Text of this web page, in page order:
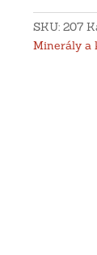
množství
SKU: 207
Minerály a